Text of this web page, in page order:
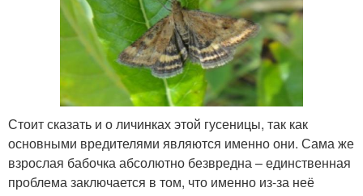
Стоит сказать и о личинках этой гусеницы, так как
основными вредителями являются именно они. Сама же
взрослая бабочка абсолютно безвредна – единственная
проблема заключается в том, что именно из-за неё